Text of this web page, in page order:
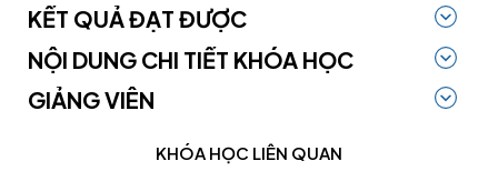
KẾT QUẢ ĐẠT ĐƯỢC
NỘI DUNG CHI TIẾT KHÓA HỌC
GIẢNG VIÊN
KHÓA HỌC LIÊN QUAN